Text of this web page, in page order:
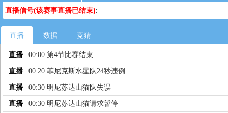
直播信号(该赛事直播已结束):
直播 数据 竞猜
直播 00:00 第4节比赛结束
直播 00:20 菲尼克斯水星队24秒违例
直播 00:30 明尼苏达山猫队失误
直播 00:30 明尼苏达山猫请求暂停